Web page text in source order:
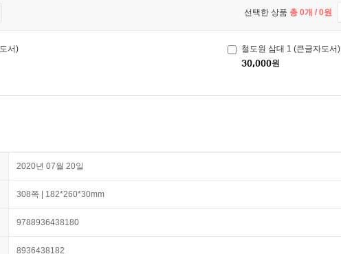
선택한 상품 총 0개 / 0원
서)
철도원 삼대 1 (큰글자도서)
30,000원
2020년 07월 20일
308쪽 | 182*260*30mm
9788936438180
8936438182